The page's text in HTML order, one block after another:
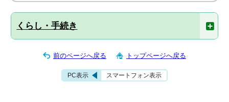
くらし・手続き
前のページへ戻る トップページへ戻る
PC表示 スマートフォン表示